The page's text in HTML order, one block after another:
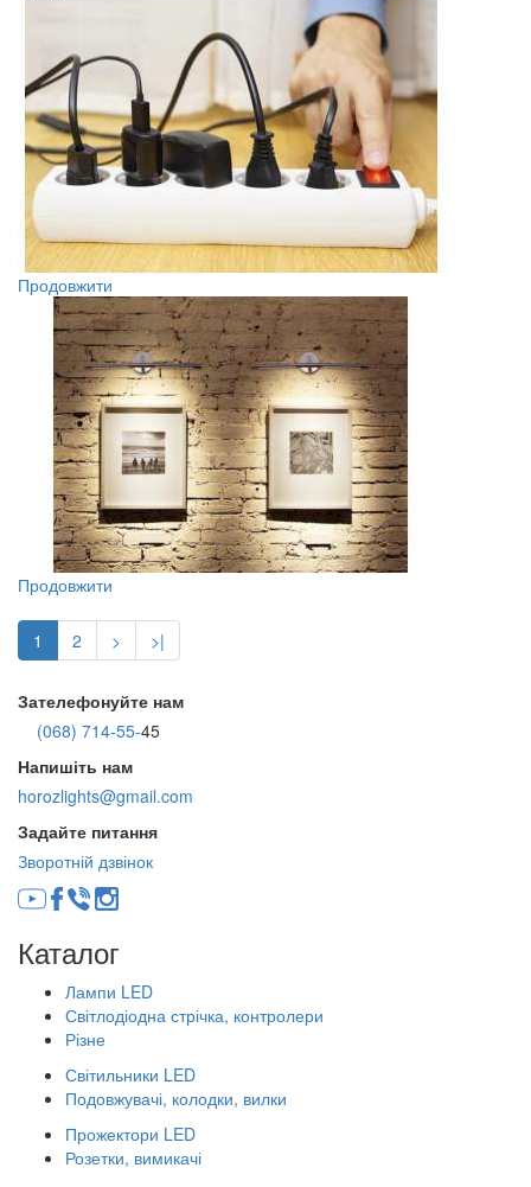
Продовжити
Продовжити
1 2 > >|
Зателефонуйте нам
(068) 714-55-45
Напишіть нам
horozlights@gmail.com
Задайте питання
Зворотній дзвінок
Каталог
Лампи LED
Світлодіодна стрічка, контролери
Різне
Світильники LED
Подовжувачі, колодки, вилки
Прожектори LED
Розетки, вимикачі